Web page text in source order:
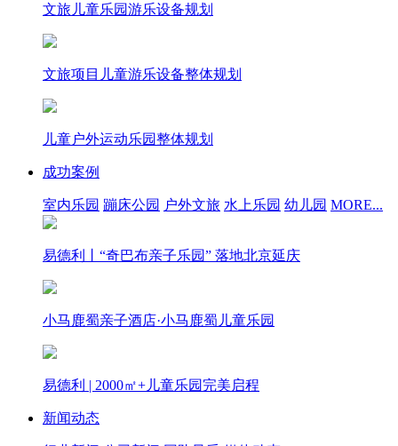
文旅儿童乐园游乐设备规划
文旅项目儿童游乐设备整体规划
儿童户外运动乐园整体规划
成功案例
室内乐园 蹦床公园 户外文旅 水上乐园 幼儿园 MORE...
易德利丨“奇巴布亲子乐园” 落地北京延庆
小马鹿蜀亲子酒店·小马鹿蜀儿童乐园
易德利 | 2000㎡+儿童乐园完美启程
新闻动态